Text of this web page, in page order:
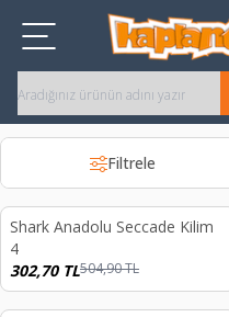
Filtrele
%40
Shark Anadolu Seccade Kilim
4
302,70TL504,90TL